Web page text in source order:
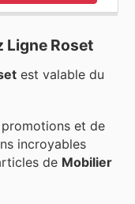
Ligne Roset
est valable du
et de
incroyables
de Mobilier